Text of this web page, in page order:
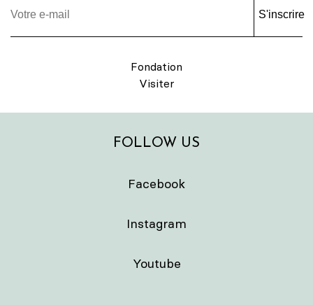
S'inscrire
Fondation
Visiter
FOLLOW US
Facebook
Instagram
Youtube